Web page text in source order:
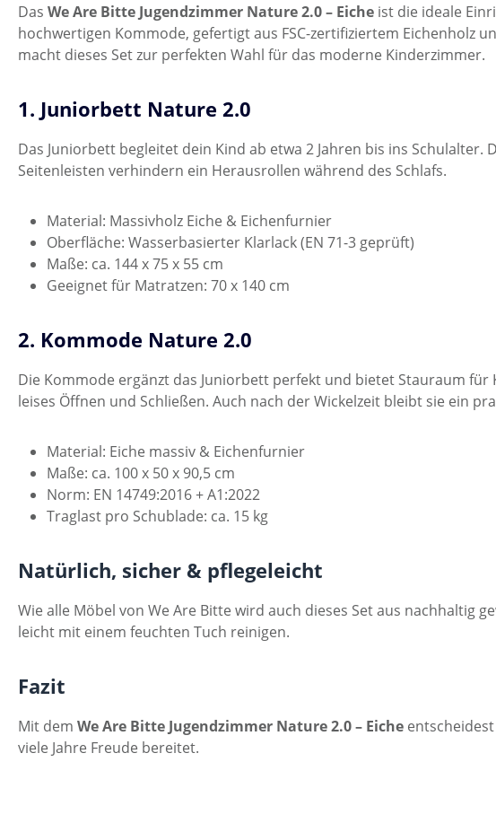
Das We Are Bitte Jugendzimmer Nature 2.0 – Eiche ist die ideale
hochwertigen Kommode, gefertigt aus FSC-zertifiziertem Eichenholz
macht dieses Set zur perfekten Wahl für das moderne Kinderzimmer.
1. Juniorbett Nature 2.0
Das Juniorbett begleitet dein Kind ab etwa 2 Jahren bis ins
Seitenleisten verhindern ein Herausrollen während des Schlafs.
Material: Massivholz Eiche & Eichenfurnier
Oberfläche: Wasserbasierter Klarlack (EN 71-3 geprüft)
Maße: ca. 144 x 75 x 55 cm
Geeignet für Matratzen: 70 x 140 cm
2. Kommode Nature 2.0
Die Kommode ergänzt das Juniorbett perfekt und bietet Stauraum
leises Öffnen und Schließen. Auch nach der Wickelzeit bleibt sie ein
Material: Eiche massiv & Eichenfurnier
Maße: ca. 100 x 50 x 90,5 cm
Norm: EN 14749:2016 + A1:2022
Traglast pro Schublade: ca. 15 kg
Natürlich, sicher & pflegeleicht
Wie alle Möbel von We Are Bitte wird auch dieses Set aus nachhaltig
leicht mit einem feuchten Tuch reinigen.
Fazit
Mit dem We Are Bitte Jugendzimmer Nature 2.0 – Eiche
viele Jahre Freude bereitet.